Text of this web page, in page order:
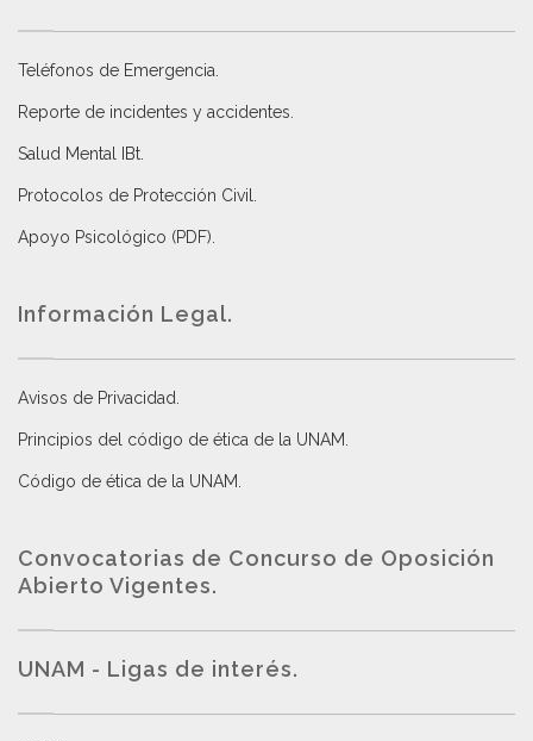
Teléfonos de Emergencia.
Reporte de incidentes y accidentes
Salud Mental IBt
Protocolos de Protección Civil
Apoyo Psicológico (PDF)
Información Legal.
Avisos de Privacidad
Principios del código de ética de la UNAM
Código de ética de la UNAM
Convocatorias de Concurso de Oposición
Abierto Vigentes.
UNAM - Ligas de interés.